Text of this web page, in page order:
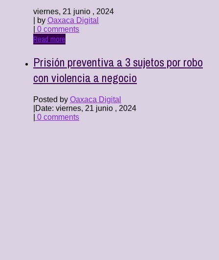
viernes, 21 junio , 2024
| by Oaxaca Digital
0 comments
Read more
Prisión preventiva a 3 sujetos por robo
con violencia a negocio
Posted by Oaxaca Digital
Date: viernes, 21 junio , 2024
0 comments